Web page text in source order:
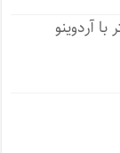
آردوینو